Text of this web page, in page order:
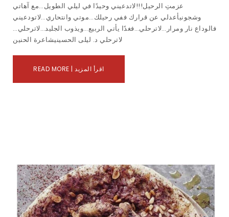
عزمتِ الرحيل!!!لاتدعيني وحيدًا في ليلي الطويل…مع آهاتي
وشجونيأعدلي عن قرارك ففي رحيلك…موتي وانتحاري…لاتودعيني
فالوداع نار ومرار…لاترحلي…فغدًا يأتي الربيع…ويذوب الجليد…لاترحلي…
لاترحلي د. ليلى الحسينيشاعرة الحنين
READ MORE | اقرأ المزيد